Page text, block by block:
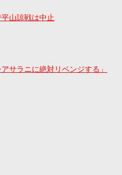
山諒戦は中止
サラニに絶対リベンジする」